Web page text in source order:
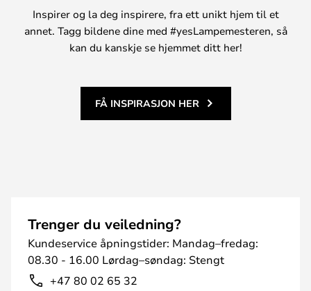
Inspirer og la deg inspirere, fra ett unikt hjem til et
annet. Tagg bildene dine med #yesLampemesteren, så
kan du kanskje se hjemmet ditt her!
FÅ INSPIRASJON HER
Trenger du veiledning?
Kundeservice åpningstider: Mandag–fredag:
08.30 - 16.00 Lørdag–søndag: Stengt
+47 80 02 65 32